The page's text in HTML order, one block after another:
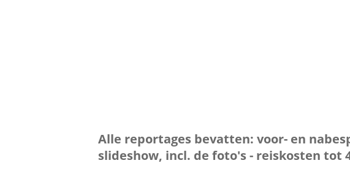
Alle reportages bevatten: voor- en
slideshow, incl. de foto's - reiskosten tot